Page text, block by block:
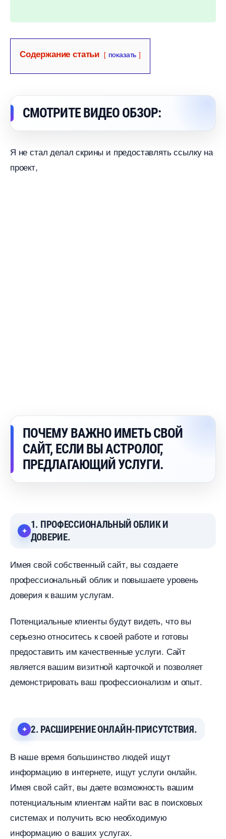
Содержание статьи показать
СМОТРИТЕ ВИДЕО ОБЗОР:
Я не стал делал скрины и предоставлять ссылку на
проект,
ПОЧЕМУ ВАЖНО ИМЕТЬ СВОЙ
САЙТ, ЕСЛИ ВЫ АСТРОЛОГ,
ПРЕДЛАГАЮЩИЙ УСЛУГИ.
1. ПРОФЕССИОНАЛЬНЫЙ ОБЛИК И
ДОВЕРИЕ.
Имея свой собственный сайт, вы создаете
профессиональный облик и повышаете уровень
доверия к вашим услугам.
Потенциальные клиенты будут видеть, что вы
серьезно относитесь к своей работе и готовы
предоставить им качественные услуги. Сайт
является вашим визитной карточкой и позволяет
демонстрировать ваш профессионализм и опыт.
2. РАСШИРЕНИЕ ОНЛАЙН-ПРИСУТСТВИЯ.
наше время большинство людей ищут
информацию в интернете, ищут услуги онлайн.
Имея свой сайт, вы даете возможность вашим
потенциальным клиентам найти вас в поисковых
системах и получить всю необходимую
информацию о ваших услугах.